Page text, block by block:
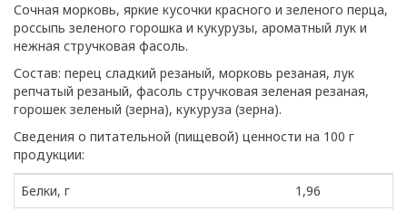
Сочная морковь, яркие кусочки красного и зеленого перца,
россыпь зеленого горошка и кукурузы, ароматный лук и
нежная стручковая фасоль.
Состав: перец сладкий резаный, морковь резаная, лук
репчатый резаный, фасоль стручковая зеленая резаная,
горошек зеленый (зерна), кукуруза (зерна).
Сведения о питательной (пищевой) ценности на 100 г
продукции:
Белки, г
1,96